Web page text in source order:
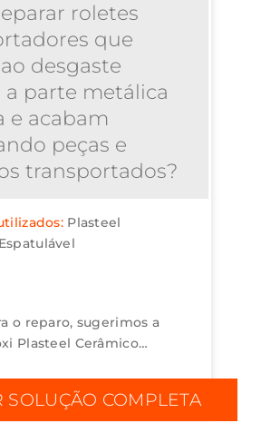
roletes
que
desgaste
a parte metálica
e acabam
peças e
transportados?
Plasteel
o reparo, sugerimos a
Plasteel Cerâmico
da superfície com
SOLUÇÃO COMPLETA